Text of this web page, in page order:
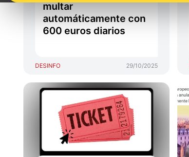
multar
automáticamente con
600 euros diarios
DESINFO 29/10/2025